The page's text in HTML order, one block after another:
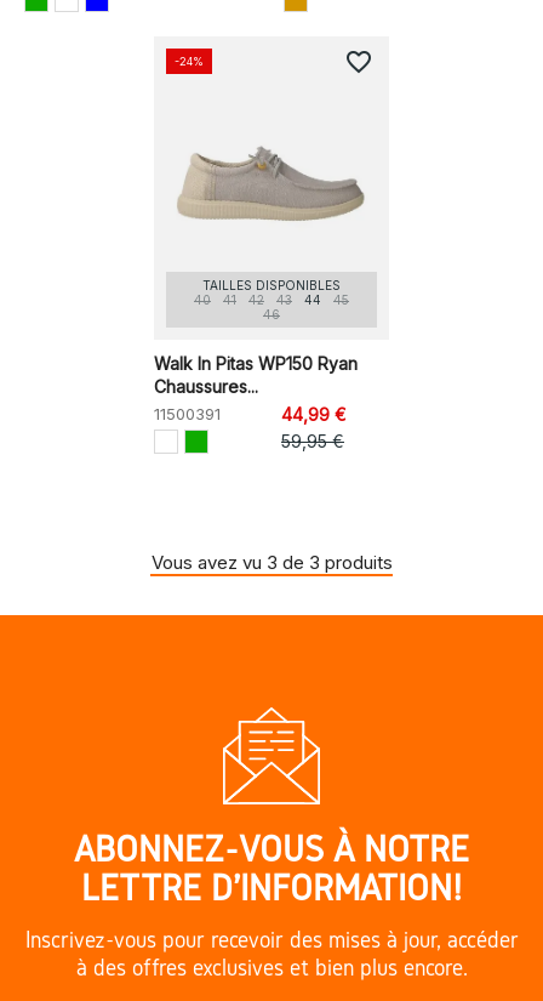
TAILLES DISPONIBLES
40
41 42 43 44
45
46
Walk In Pitas WP150 Ryan
Chaussures...
11500391
44,99 €
59,95 €
-24% favorite_border
Vous avez vu 3 de 3 produits
ABONNEZ-VOUS À NOTRE
LETTRE D'INFORMATION!
Inscrivez-vous pour recevoir des mises à jour, accéder
à des offres exclusives et bien plus encore.